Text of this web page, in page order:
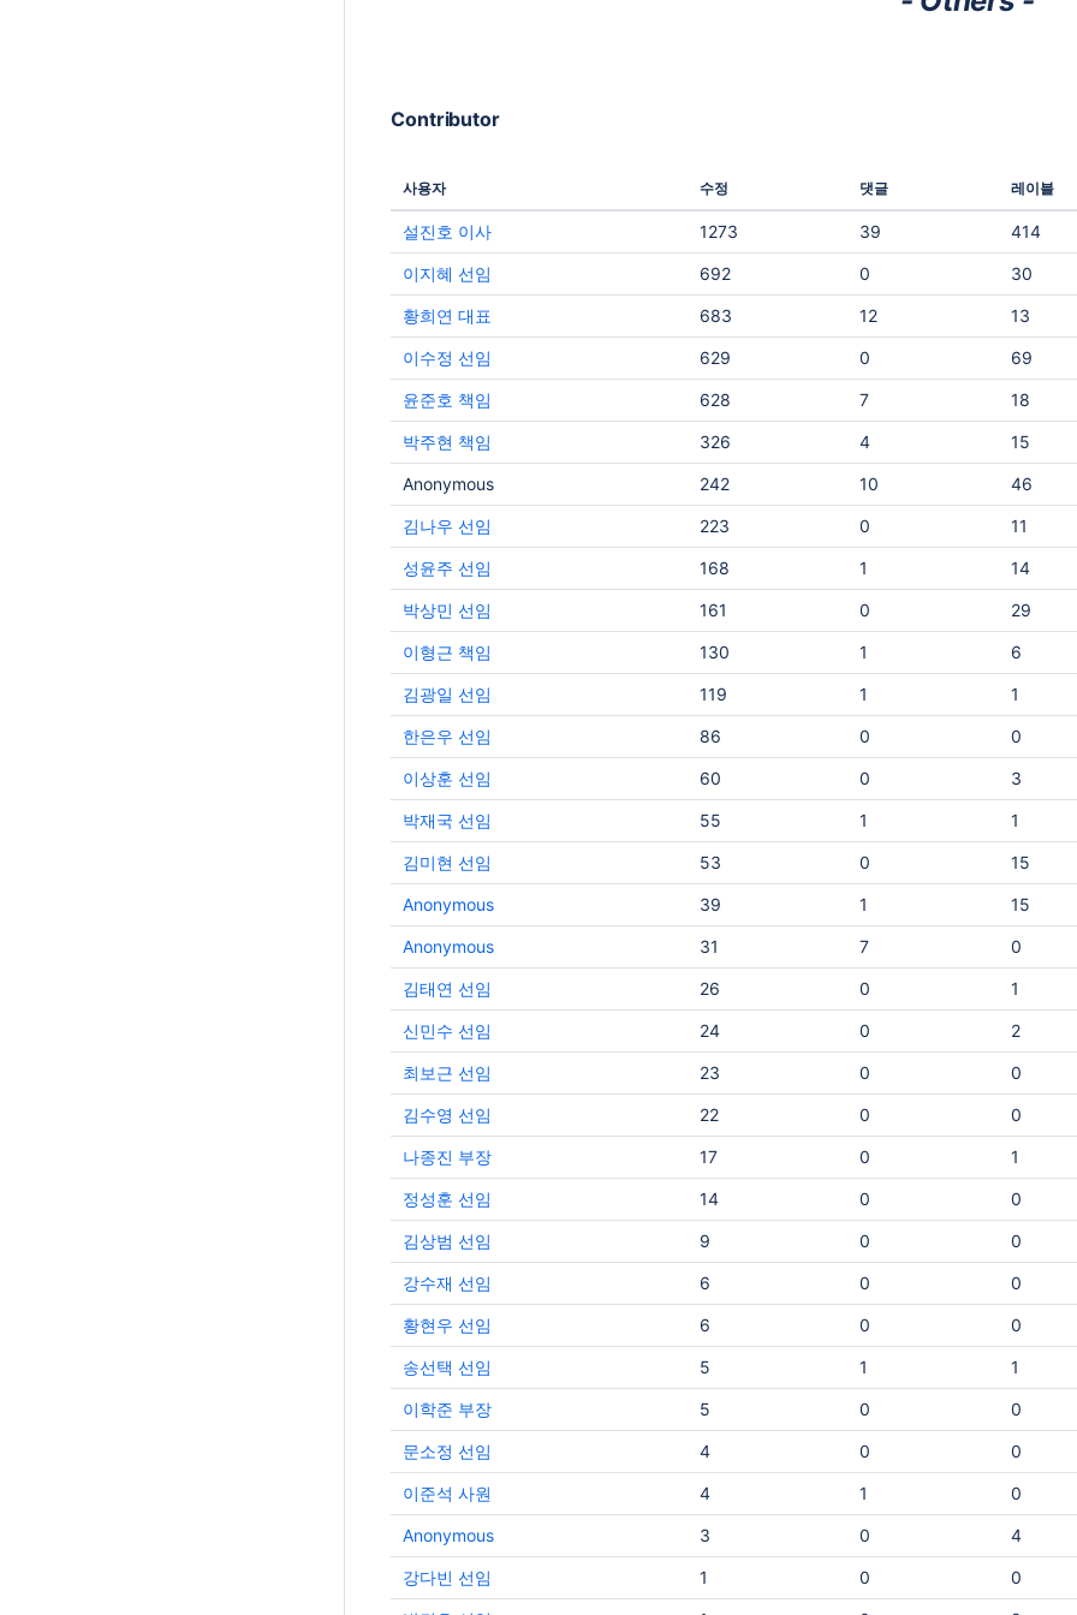
https://community.atlassian.com/learning 콘텐
교육 과정 설계 워크플로를 살펴보고, AI를 활용
하면 시간과 에너지를 절약하고 불필요한 부담을
줄일 수 있는 몇 가지 지점을 파악했습니다. 이후
팀은 교육 과정 제작 워크플로에 AI를 어떻게 적
용할지 함께 결정했습니다:
https://atlassianblog.wpengine.com/wp-
content/uploads/2026/06/image-22-1-
텐츠 디자이너 Becky Mueller는 창의적인 주도권
을 유지하면서 AI를 교육 과정 제작 워크플로에
적용하는 세 가지 방법을 자세히 소개했습니다. 1.
AI 리서치로 몇 시간, 때로는 몇 주까지 절약하기
과정이 무엇인지 파악하기 위해, 디자이너들은 항
상 리서치 중심의 탐색 단계부터 시작합니다. 필
요한 정보는 사내 문서에 있지만, 모든 정보를 찾
아 정리하는 데는 많은 시간이 필요하며 때로는
최대 2주까지 걸리기도 합니다. 시니어 러닝 콘텐
츠 디자이너인 Michelle Cacciapaglia는 이렇게
너인 우리는 본질적으로 우리가 무엇을 모르는지
조차 모릅니다. 그리고 이를 파악하는 데는 많은
과정은 많은 팀이 공통적으로 겪는 상황입니다:
내부에서 필요한 정보를 찾으려고 하지만, 관련
정보가 너무 많고 체계적으로 정리되어 있지 않거
나 쉽게 찾을 수 없는 위치에 흩어져 있는 경우가
과정은 반복적이고 많은 에너지를 소모하게 만듭
https://community.atlassian.com/learning/path
/get-the-most-out-of-rovo/course/get-help-
from-rovo-search-and-chat/lesson/get-help-
from-rovo-chat#get-the-most-out-of-rovo-
chat가 이러한 과정을 지원할 수 있다고 판단했
고, 어떤 팀이든 필요에 맞게 적용할 수 있는 간단
한 프롬프트를 만들었습니다: [조직명]에서 지난
2년 동안 수행한 사용자 리서치를 바탕으로, [주
제 – 앱 / 기능 / 주제]의 주요 사용자 페르소나는
누구인지, 그리고 [대상 – 고객 / 관리자 / 최종 사
용자]가 [주제 – 앱 / 기능 / 주제]에서 수행해야 하
는 구체적인 업무(Job)와 작업(Task)은 무엇인지
상세한 정보를 제공해 주세요. 여기에는 해당 작
업을 달성하기 위해 사용하는 [주제 – 앱 / 기능 /
주제]의 주요 기능도 포함해 주세요. [주제 – 앱 /
기능 / 주제]의 [대상 – 고객 / 관리자 / 최종 사용
자]가 달성하려는 가장 중요한 작업은 무엇인가
반적으로 겪는 어려움이나 주요 불편 사항(Pain
Point)은 무엇인지 설명해 주세요. 다음 페이지와
스페이스는 리서치를 위한 좋은 참고 자료입니다:
용을 면밀히 검토하고 관련 없는 정보는 걸러냅니
Cloud와 Self-hosted 환경을 조합하고
견적 문의 등 궁금하신 사항은 언제든
문의 부탁드립니다. 온라인 문의: JFrog 관련 문
의하기
https://www.curvc.com/curvc/
contactus 이메일 문의: curvc@curvc.com
mailto:curvc@curvc.com (대표 메일) 비용은 낮
추고, DevSecOps 경쟁력은 한 단계
하세요! JFrog Platform 소개
https://confluence.curvc.com/
ges/137598821/
C%EA%B0%9C
하는 동시에, 소프트웨어 공급망의 보
의 아티팩트도 관리 대상에 포함됩니다. AI 모
MCP 서버 Agent Skills 플러그인 외부 AI 서비스
이에 따라 아티팩트 계보, 모델 출처,
이전트 권한, 개발 단계 전반의 가시성
은 새로운 보안 사각지대가 발생할 수
관리되지 않은 AI 도입의 마찰 요인 Shadow AI의
어난 사용이 늘어날 수 있습니다. 이러
AI는 AI 공급망에 대한 중앙 통제와 가
시킵니다. 중앙화된 관리가 부족하면 다음과 같은
문제가 발생할 수 있습니다. 보안 위협과 컴플라
외부에서 사용되는 AI 자산에 대한 가시
생태계에 대한 조직의 통제력 약화 거버넌스 정책
집행의 어려움 새로운 기술을 확장하기 위한 도구
와 프로세스 부족 접근 권한 관리의 복잡성 증가
자동으로 탐지하고 통제할 수 있는
지 기능이 필요합니다. 이를 통해 보안
속도를 방해하지 않으면서도 AI 사용
하고 컴플라이언스를 적용할 수 있습니다.
드를 검토하고 검증할 수 있지만, AI 모
한 가중치와 바이너리로 구성된 블랙박
습니다. 일반적인 보안 도구로는 이러
을 충분히 분석하기 어렵습니다. 이러한 가시성
속성을 소프트웨어 개발 수명주기에
는 기회를 제공합니다. AI 에이전트를 안전하게
배포하려면 보안팀과 개발팀이 복잡한
를 분석하고 다음 질문에 답할 수 있어
델의 구조와 종속성 내부에는 무엇이
는가? 알려진 취약점이나 악성 페이로드가 포함
된 외부 자산은 무엇인가? 모델의 안전성을 입증
할 수 있는 감사 자료가 있는가? 어떤 MCP 서버
해서는 AI 자산의 출처와 변경 이력을
Traceability, 생성·학습·수정 주체를 확
Chain of Custody, 보안 및 컴플라이
부를 입증하는 Audit-Ready
확장되는 AI 공격 표면 AI 공급망의 공격 표면은
더 이상 모델에만 한정되지 않습니다.
Agent Skills, 도구 호출 기능, 데이터,
배포 환경, 소스 코드, 외부 라이브러리
음과 같은 위험이 포함됩니다. 구분 주요 위험 모
델 및 아티팩트 모델 탈취, 역추론공격(Inversion
Attack), 오염된 모델 바이너리 데이터 및 학습 학
습 데이터 오염, 민감정보 및 개인정보
된 취약점, 손상된 외부 API, 신뢰할 수
레지스트리 에이전트 및 실행 과도한 권한을 가진
AI 에이전트, Tool·Skill Hijacking, 검증
AI 출력 실행, MCP 서버 공격 입력 및 프롬프트
Contributor
사용자 수정 댓글 레이블
설진호 이사 1273 39 414
이지혜 선임 692 0 30
황희연 대표 683 12 13
이수정 선임 629 0 69
윤준호 책임 628 7 18
박주현 책임 326 4 15
Anonymous 242 10 46
김나우 선임 223 0 11
성윤주 선임 168 1 14
박상민 선임 161 0 29
이형근 책임 130 1 6
김광일 선임 119 1 1
한은우 선임 86 0 0
이상훈 선임 60 0 3
박재국 선임 55 1 1
김미현 선임 53 0 15
Anonymous 39 1 15
Anonymous 31 7 0
김태연 선임 26 0 1
신민수 선임 24 0 2
최보근 선임 23 0 0
김수영 선임 22 0 0
나종진 부장 17 0 1
정성훈 선임 14 0 0
김상범 선임 9 0 0
강수재 선임 6 0 0
황현우 선임 6 0 0
송선택 선임 5 1 1
이학준 부장 5 0 0
문소정 선임 4 0 0
이준석 사원 4 1 0
Anonymous 3 0 4
강다빈 선임 1 0 0